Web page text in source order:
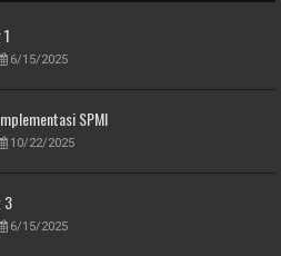
6/15/2025
SPMI
10/22/2025
3
6/15/2025